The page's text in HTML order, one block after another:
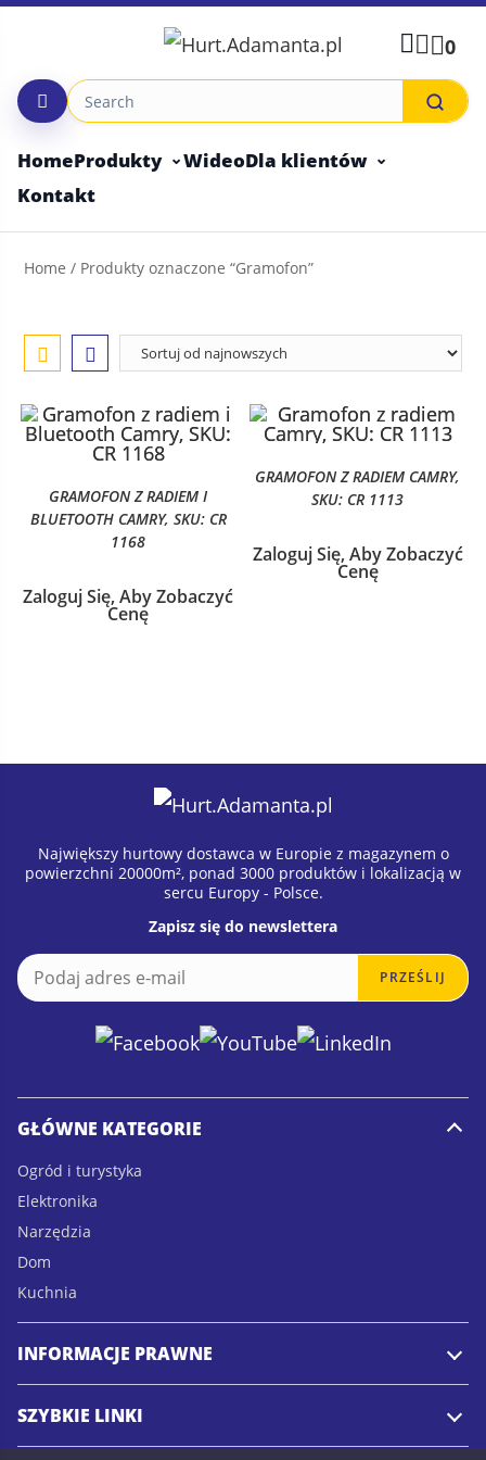
Skip
0
HomeProdukty WideoDla klientów
Kontakt
Home / Produkty oznaczone “Gramofon”
GRAMOFON Z RADIEM I
BLUETOOTH CAMRY, SKU: CR
1168
Zaloguj Się, Aby Zobaczyć
Cenę
GRAMOFON Z RADIEM CAMRY,
SKU: CR 1113
Zaloguj Się, Aby Zobaczyć
Cenę
Największy hurtowy dostawca w Europie z magazynem o
powierzchni 20000m², ponad 3000 produktów i lokalizacją w
sercu Europy - Polsce.
Zapisz się do newslettera
a
i
l
E
m
PRZEŚLIJ
GŁÓWNE KATEGORIE
Ogród i turystyka
Elektronika
Narzędzia
Dom
Kuchnia
INFORMACJE PRAWNE
SZYBKIE LINKI